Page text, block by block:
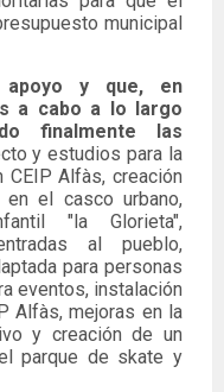
municipal
apoyo y que, en
a cabo a lo largo
finalmente las
y estudios para la
Alfàs, creación
el casco urbano,
"la Glorieta",
al pueblo,
para personas
eventos, instalación
Alfàs, mejoras en la
y creación de un
parque de skate y